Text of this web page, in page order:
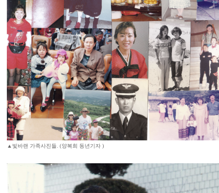
▲빛바랜 가족사진들. (양복희 동년기자 )